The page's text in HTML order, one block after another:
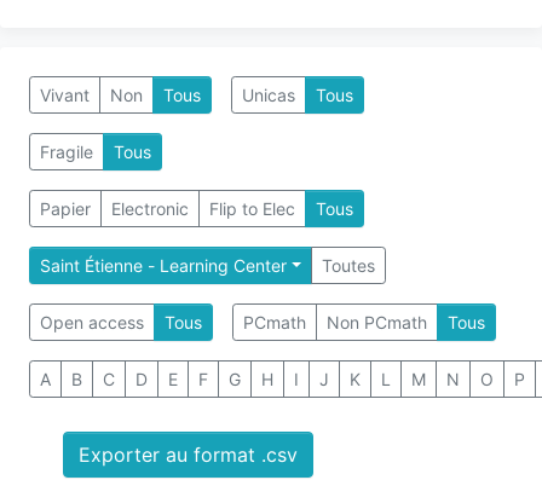
Vivant Non Tous Unicas Tous
Fragile Tous
Papier Electronic Flip to Elec Tous
Saint Étienne - Learning Center Toutes
Open access Tous PCmath Non PCmath Tous
A B C D E F G H I J K L M N O P
Exporter au format .csv